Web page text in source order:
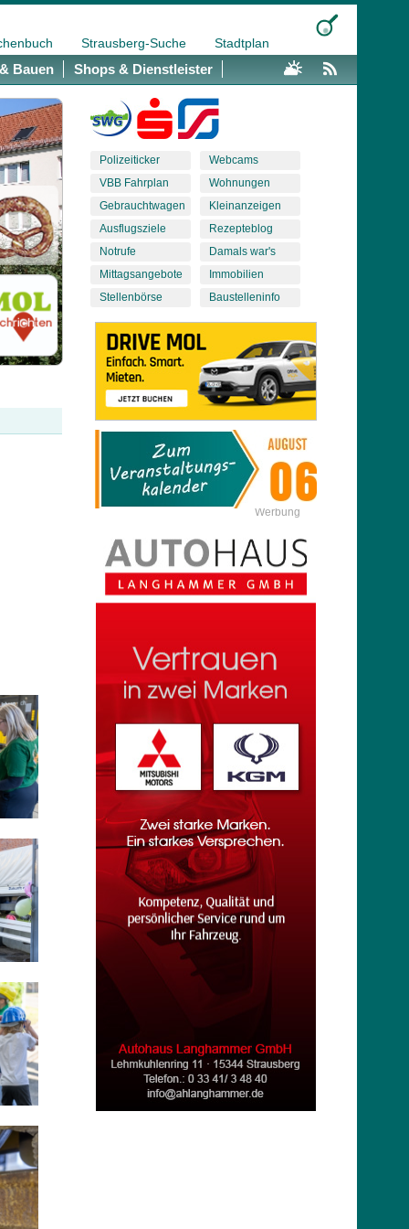
Strausberg-Suche Stadtplan
Bauen Shops & Dienstleister
Polizeiticker
VBB Fahrplan
Gebrauchtwagen
Ausflugsziele
Notrufe
Mittagsangebote
Stellenbörse
Webcams
Wohnungen
Kleinanzeigen
Rezepteblog
Damals war's
Immobilien
Baustelleninfo
Werbung